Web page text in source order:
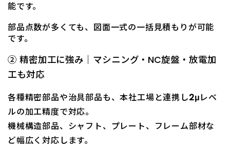
能です。
部品点数が多くても、 図面一式の一括見積もりが可能
です。
② 精密加工に強み｜マシニング・NC旋盤・放電加
工も対応
各種精密部品や治具部品も、本社工場と連携し2μレベ
ルの加工精度で対応。
機械構造部品、シャフト、プレート、フレーム部材な
ど幅広く対応します。